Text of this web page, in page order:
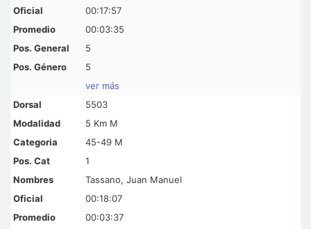
00:17:57
00:03:35
5
5
ver más
5503
5 Km M
45-49 M
1
Tassano, Juan Manuel
00:18:07
00:03:37